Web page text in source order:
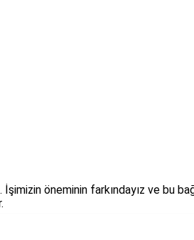
öneminin farkındayız ve bu